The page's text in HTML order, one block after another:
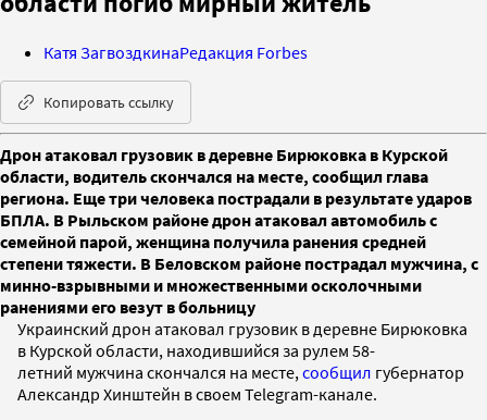
Катя ЗагвоздкинаРедакция Forbes
Копировать ссылку
Дрон атаковал грузовик в деревне Бирюковка в Курской
области, водитель скончался на месте, сообщил глава
региона. Еще три человека пострадали в результате ударов
БПЛА. В Рыльском районе дрон атаковал автомобиль с
семейной парой, женщина получила ранения средней
степени тяжести. В Беловском районе пострадал мужчина, с
минно-взрывными и множественными осколочными
ранениями его везут в больницу
Украинский дрон атаковал грузовик в деревне Бирюковка
в Курской области, находившийся за рулем 58-
летний мужчина скончался на месте, сообщил губернатор
Александр Хинштейн в своем Telegram-канале.